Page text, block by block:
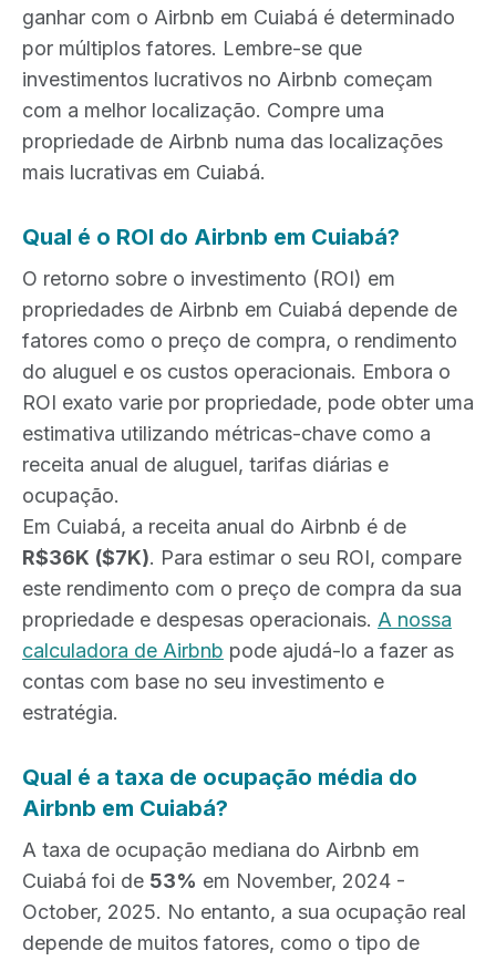
ganhar com o Airbnb em Cuiabá é determinado
por múltiplos fatores. Lembre-se que
investimentos lucrativos no Airbnb começam
com a melhor localização. Compre uma
propriedade de Airbnb numa das localizações
mais lucrativas em Cuiabá.
Qual é o ROI do Airbnb em Cuiabá?
O retorno sobre o investimento (ROI) em
propriedades de Airbnb em Cuiabá depende de
fatores como o preço de compra, o rendimento
do aluguel e os custos operacionais. Embora o
ROI exato varie por propriedade, pode obter uma
estimativa utilizando métricas-chave como a
receita anual de aluguel, tarifas diárias e
ocupação.
Em Cuiabá, a receita anual do Airbnb é de
R$36K ($7K). Para estimar o seu ROI, compare
este rendimento com o preço de compra da sua
propriedade e despesas operacionais. A nossa
calculadora de Airbnb pode ajudá-lo a fazer as
contas com base no seu investimento e
estratégia.
Qual é a taxa de ocupação média do
Airbnb em Cuiabá?
A taxa de ocupação mediana do Airbnb em
Cuiabá foi de 53% em November, 2024 -
October, 2025. No entanto, a sua ocupação real
depende de muitos fatores, como o tipo de